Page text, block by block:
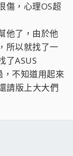
傷，心理OS超
他了，由於他
所以就找了一
了ASUS
不知道用起來
請版上大大們